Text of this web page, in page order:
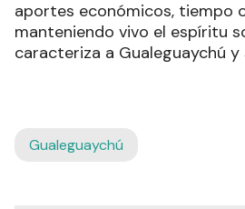
aportes económicos, tiempo
manteniendo vivo el espíritu
caracteriza a Gualeguaychú y
Gualeguaychú